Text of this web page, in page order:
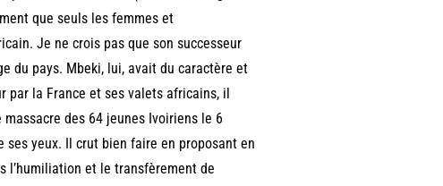
que seuls les femmes et
Je ne crois pas que son successeur
du pays. Mbeki, lui, avait du caractère et
la France et ses valets africains, il
massacre des 64 jeunes Ivoiriens le 6
yeux. Il crut bien faire en proposant en
l’humiliation et le transfèrement de